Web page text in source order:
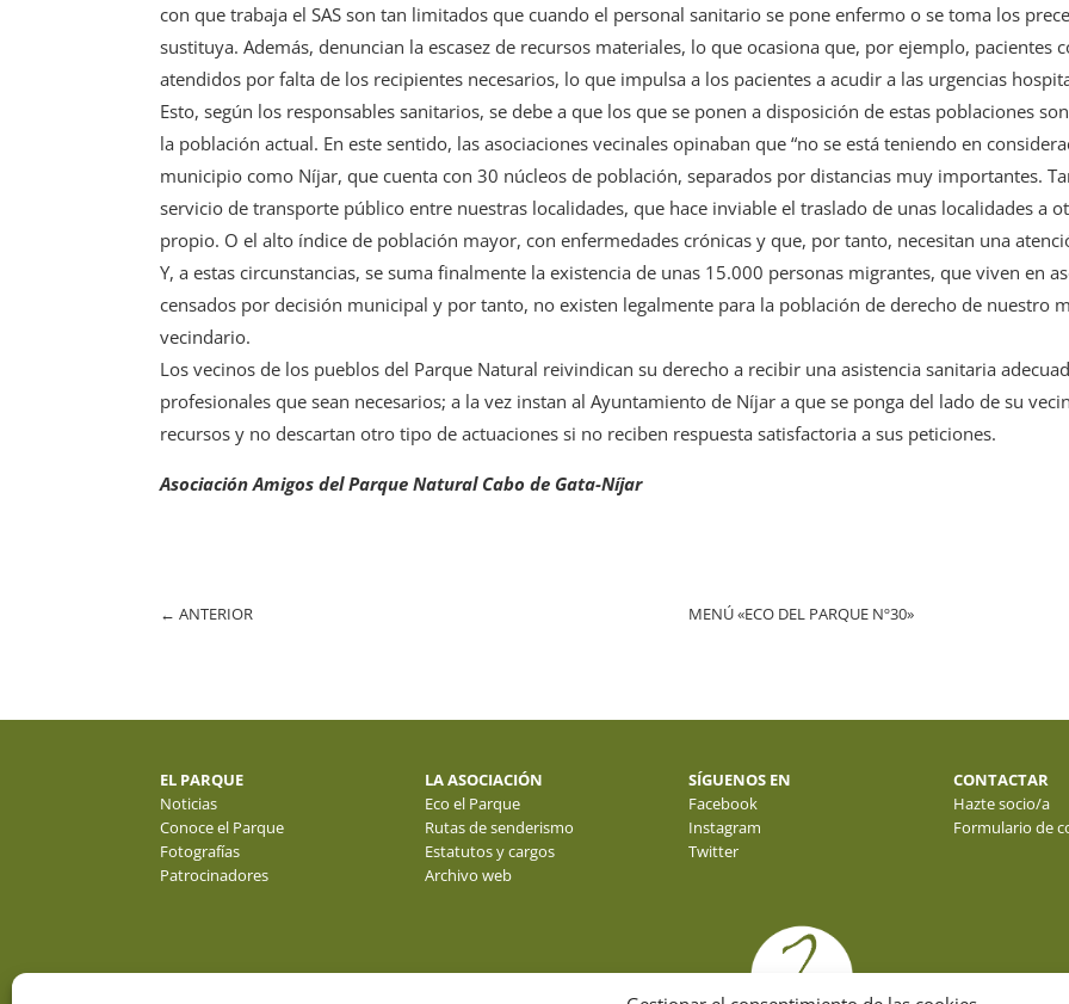
con que trabaja el SAS son tan limitados que cuando el personal sanitario se pone enfermo o se toma los
sustituya. Además, denuncian la escasez de recursos materiales, lo que ocasiona que, por ejemplo, pacientes
atendidos por falta de los recipientes necesarios, lo que impulsa a los pacientes a acudir a las urgencias
Esto, según los responsables sanitarios, se debe a que los que se ponen a disposición de estas poblaciones
la población actual. En este sentido, las asociaciones vecinales opinaban que “no se está teniendo en
municipio como Níjar, que cuenta con 30 núcleos de población, separados por distancias muy importantes.
servicio de transporte público entre nuestras localidades, que hace inviable el traslado de unas localidades a
propio. O el alto índice de población mayor, con enfermedades crónicas y que, por tanto, necesitan una
Y, a estas circunstancias, se suma finalmente la existencia de unas 15.000 personas migrantes, que viven en
censados por decisión municipal y por tanto, no existen legalmente para la población de derecho de nuestro
vecindario.
Los vecinos de los pueblos del Parque Natural reivindican su derecho a recibir una asistencia sanitaria
profesionales que sean necesarios; a la vez instan al Ayuntamiento de Níjar a que se ponga del lado de su
recursos y no descartan otro tipo de actuaciones si no reciben respuesta satisfactoria a sus peticiones.
Asociación Amigos del Parque Natural Cabo de Gata-Níjar
←ANTERIOR MENÚ «ECO DEL PARQUE Nº30»
EL PARQUE
Noticias
Conoce el Parque
Fotografías
Patrocinadores
LA ASOCIACIÓN
Eco el Parque
Rutas de senderismo
Estatutos y cargos
Archivo web
SÍGUENOS EN
Facebook
Instagram
Twitter
CONTACTAR
Hazte socio/a
Formulario de